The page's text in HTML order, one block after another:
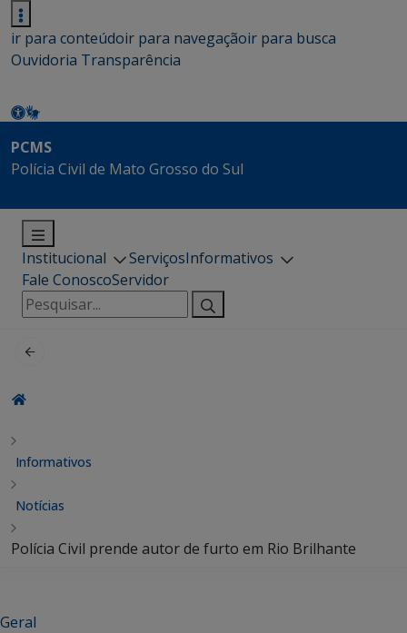
ir para conteúdoir para navegaçãoir para busca
Ouvidoria Transparência
PCMS
Polícia Civil de Mato Grosso do Sul
Institucional ServiçosInformativos
Fale ConoscoServidor
Pesquisar
por:
Informativos
Notícias
Polícia Civil prende autor de furto em Rio Brilhante
Geral